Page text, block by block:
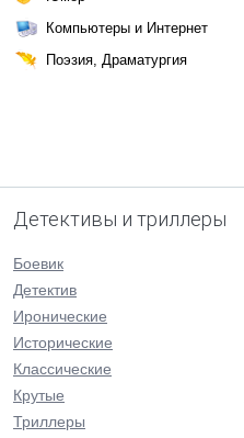
Компьютеры и Интернет
Поэзия, Драматургия
Детективы и триллеры
Боевик
Детектив
Иронические
Исторические
Классические
Крутые
Триллеры